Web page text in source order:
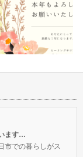
る
2024年もどうぞよろしく
いいたしま…
ます…
市での暮らしがス